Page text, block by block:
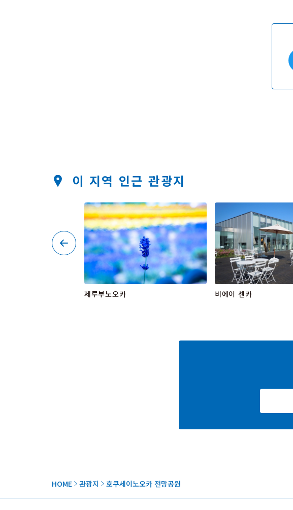
HOME 관광지 호쿠세이노오카 전망공원
이 지역 인근 관광지
제루부노오카 비에이 센카